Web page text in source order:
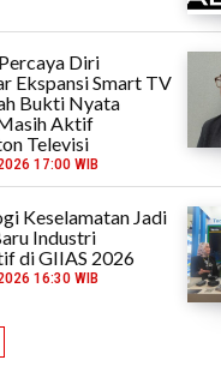
Diri
Ekspansi Smart TV
Bukti Nyata
Aktif
Televisi
17:00 WIB
Keselamatan Jadi
Industri
di GIIAS 2026
16:30 WIB